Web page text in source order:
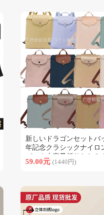
類似商品
新しいドラゴンセットバ
年記念クラシックナイロ
パック大容量折りたたみ
ル軽量レザーバックパッ
59.00元 (1440円)